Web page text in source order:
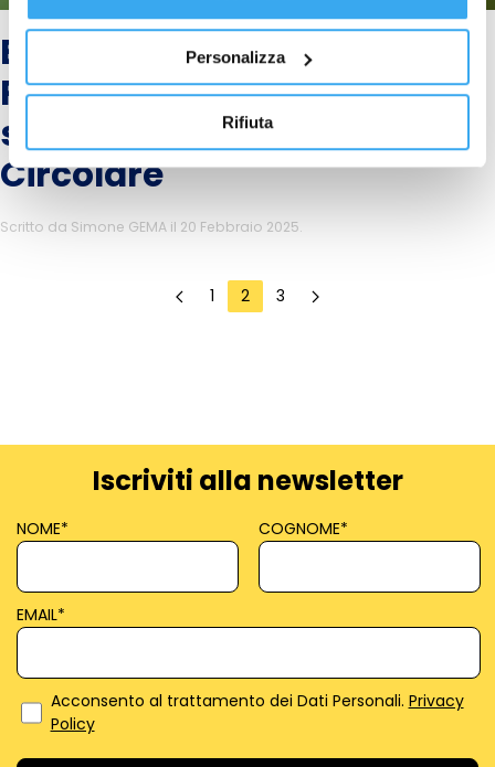
Personalizza
Rifiuta
Executive Corporate
Program in Sviluppo
sostenibile ed Economia
Circolare
Scritto da Simone GEMA il 20 Febbraio 2025.
1 2 3
Iscriviti alla newsletter
NOME* COGNOME*
EMAIL*
Acconsento al trattamento dei Dati Personali. Privacy
Policy